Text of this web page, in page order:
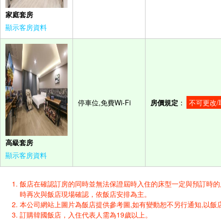
家庭套房
顯示客房資料
高級套房
顯示客房資料
停車位,免費Wi-Fi 房價規定 ： 不可更改/
飯店在確認訂房的同時並無法保證屆時入住的床型一定與預訂時
時再次與飯店現場確認，依飯店安排為主。
本公司網站上圖片為飯店提供參考圖,如有變動恕不另行通知,以飯
訂購韓國飯店，入住代表人需為19歲以上。